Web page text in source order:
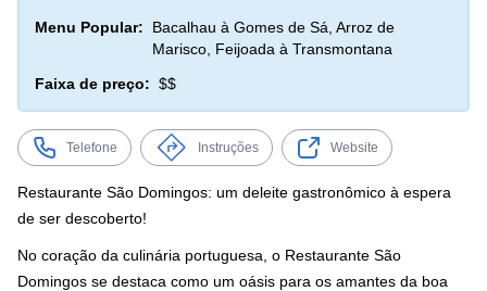
Menu Popular:
Bacalhau à Gomes de Sá, Arroz de
Marisco, Feijoada à Transmontana
Faixa de preço: $$
Telefone Instruções Website
Restaurante São Domingos: um deleite gastronômico à espera
de ser descoberto!
No coração da culinária portuguesa, o Restaurante São
Domingos se destaca como um oásis para os amantes da boa